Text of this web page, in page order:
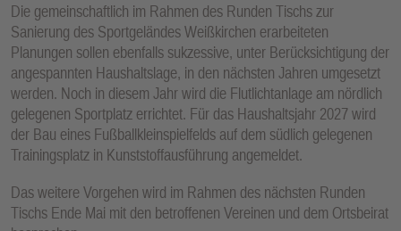
Die gemeinschaftlich im Rahmen des Runden Tischs zur
Sanierung des Sportgeländes Weißkirchen erarbeiteten
Planungen sollen ebenfalls sukzessive, unter Berücksichtigung der
angespannten Haushaltslage, in den nächsten Jahren umgesetzt
werden. Noch in diesem Jahr wird die Flutlichtanlage am nördlich
gelegenen Sportplatz errichtet. Für das Haushaltsjahr 2027 wird
der Bau eines Fußballkleinspielfelds auf dem südlich gelegenen
Trainingsplatz in Kunststoffausführung angemeldet.
Das weitere Vorgehen wird im Rahmen des nächsten Runden
Tischs Ende Mai mit den betroffenen Vereinen und dem Ortsbeirat